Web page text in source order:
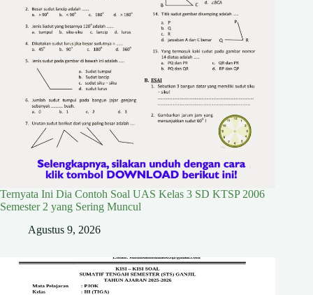
Ternyata Ini Dia Contoh Soal UAS Kelas 3 SD KTSP 2006
Semester 2 yang Sering Muncul
Agustus 9, 2026